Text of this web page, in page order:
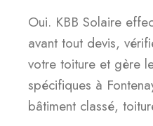
Oui. KBB Solaire
avant tout devis,
votre toiture et gère
spécifiques à
bâtiment classé,